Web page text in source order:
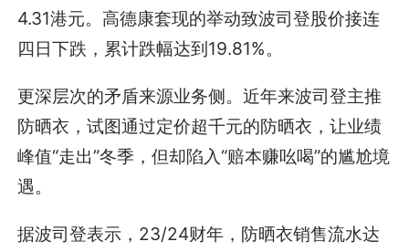
4.31港元。高德康套现的举动致波司登股价接连
四日下跌，累计跌幅达到19.81%。
更深层次的矛盾来源业务侧。近年来波司登主推
防晒衣，试图通过定价超千元的防晒衣，让业绩
峰值“走出”冬季，但却陷入“赔本赚吆喝”的尴尬境
遇。
据波司登表示，23/24财年，防晒衣销售流水达